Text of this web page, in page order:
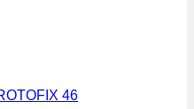
46